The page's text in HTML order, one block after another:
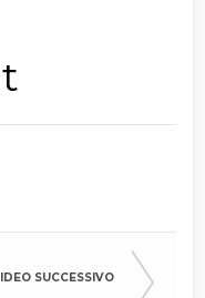
SUCCESSIVO